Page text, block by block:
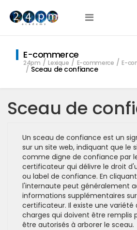
E-commerce
24pm Lexique E-commerce E-
Sceau de confiance
Sceau de
Un sceau de confiance est un
sur un site web, indiquant que le
comme digne de confiance par
certificateur qui délivre le droit
ou label de confiance. En
l'internaute peut généralement
informations supplémentaires
certificateur. Il existe une variété
charges qui doivent être remplis
être autorisés à arborer le sceau.